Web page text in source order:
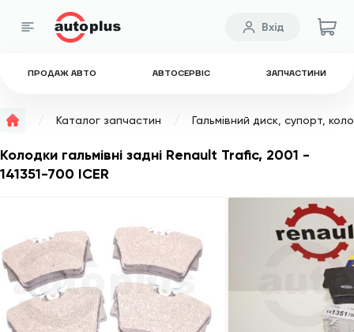
ПРОДАЖ АВТО АВТОСЕРВІС ЗАПЧАСТИНИ
Вхід
Каталог запчастин Гальмівний диск, супорт,
Колодки гальмівні задні Renault Trafic, 2001 -
141351-700 ICER